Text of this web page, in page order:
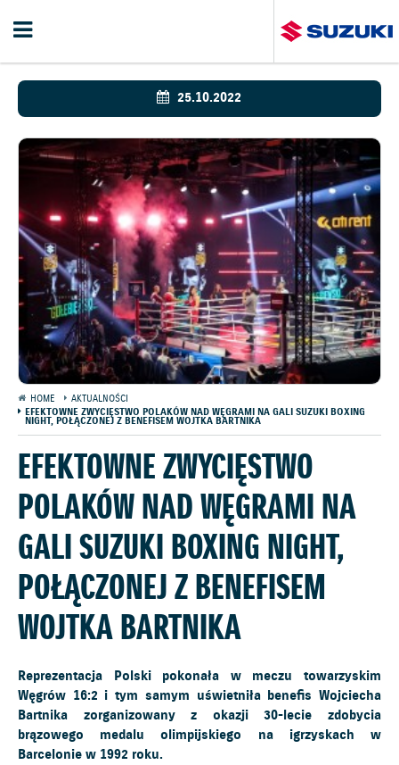
25.10.2022
HOME
AKTUALNOŚCI
EFEKTOWNE ZWYCIĘSTWO POLAKÓW NAD WĘGRAMI NA GALI SUZUKI BOXING
NIGHT, POŁĄCZONEJ Z BENEFISEM WOJTKA BARTNIKA
EFEKTOWNE ZWYCIĘSTWO
POLAKÓW NAD WĘGRAMI NA
GALI SUZUKI BOXING NIGHT,
POŁĄCZONEJ Z BENEFISEM
WOJTKA BARTNIKA
Reprezentacja Polski pokonała w meczu towarzyskim
Węgrów 16:2 i tym samym uświetniła benefis Wojciecha
Bartnika zorganizowany z okazji 30-lecie zdobycia
brązowego medalu olimpijskiego na igrzyskach w
Barcelonie w 1992 roku.